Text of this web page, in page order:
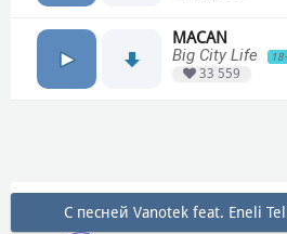
MACAN
Big City Life
33 559
С песней Vanotek feat. Eneli